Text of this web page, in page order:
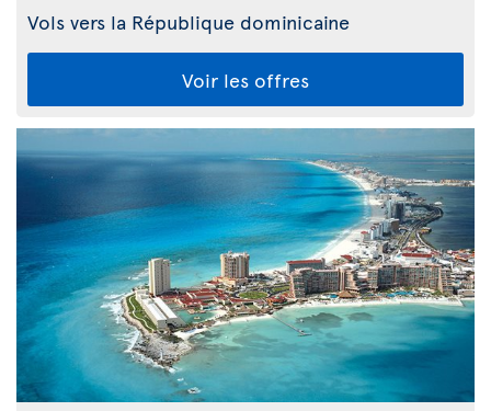
Vols vers la République dominicaine
Voir les offres